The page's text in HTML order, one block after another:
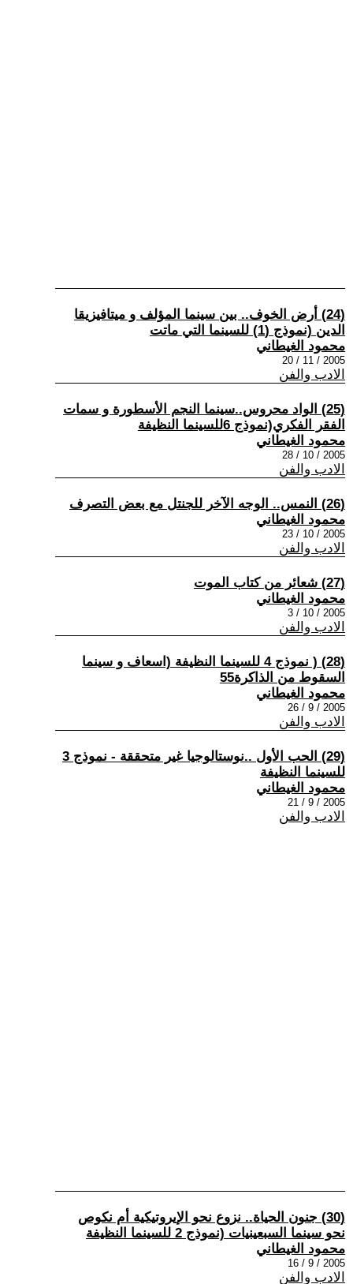
(24) أرض الخوف.. بين سينما المؤلف و ميتافيزيقا
الدين (نموذج (1) للسينما التي ماتت
محمود الغيطاني
2005 / 11 / 20
الادب والفن
(25) الواد محروس..سينما النجم الأسطورة و سمات
الفقر الفكري(نموذج 6للسينما النظيفة
محمود الغيطاني
2005 / 10 / 28
الادب والفن
(26) النمس.. الوجه الآخر للجنتل مع بعض التصرف
محمود الغيطاني
2005 / 10 / 23
الادب والفن
(27) شعائر من كتاب الموت
محمود الغيطاني
2005 / 10 / 3
الادب والفن
(28) ( نموذج 4 للسينما النظيفة (اسعاف و سينما
السقوط من الذاكرة55
محمود الغيطاني
2005 / 9 / 26
الادب والفن
(29) الحب الأول ..نوستالوجيا غير متحققة - نموذج 3
للسينما النظيفة
محمود الغيطاني
2005 / 9 / 21
الادب والفن
(30) جنون الحياة.. نزوع نحو الإيروتيكية أم نكوص
نحو سينما السبعينيات (نموذج 2 للسينما النظيفة
محمود الغيطاني
2005 / 9 / 16
الادب والفن